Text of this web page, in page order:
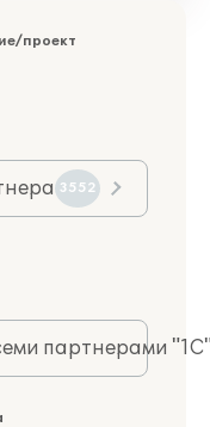
проект
3552
партнерами